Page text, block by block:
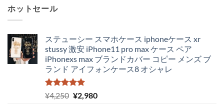
ホットセール
ステューシー スマホケース iphoneケース xr
stussy 激安 iPhone11 pro max ケース ペア
iPhonexs max ブランドカバー コピー メンズ ブ
ランド アイフォンケース8 オシャレ
5段階中
5.00
の評価
¥4,250 元
¥2,980現